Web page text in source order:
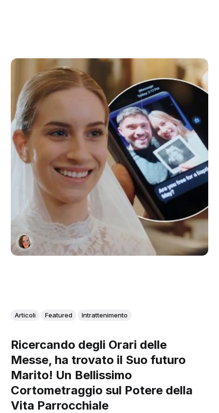
Articoli Featured Intrattenimento
Ricercando degli Orari delle
Messe, ha trovato il Suo futuro
Marito! Un Bellissimo
Cortometraggio sul Potere della
Vita Parrocchiale